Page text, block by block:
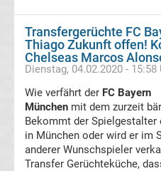
Fußball
Bundesliga
Liga
3.
Transfergerüchte FC
Thiago Zukunft offen!
Chelseas Marcos
Dienstag, 04.02.2020 - 15:58
Wie verfährt der FC Bayern
München mit dem zurzeit
Bekommt der Spielgestalter
in München oder wird er im
anderer Wunschspieler
Transfer Gerüchteküche,